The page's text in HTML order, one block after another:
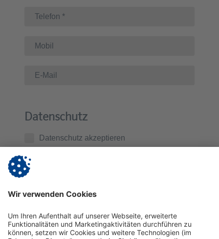
Datenschutz
Datenschutz akzeptieren
Ich habe die
genommen. Ich stimme zu, dass die von mir
übermittelten Daten zur Kontaktaufnahme und für